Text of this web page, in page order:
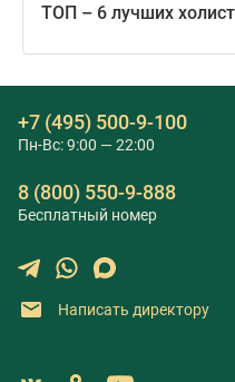
ТОП – 6 лучших
+7 (495) 500-9-100
Пн-Вс: 9:00 — 22:00
8 (800) 550-9-888
Бесплатный номер
Написать директору